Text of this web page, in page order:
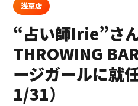
浅草店
“占い師Irie”さ
THROWING
ージガールに就
1/31）